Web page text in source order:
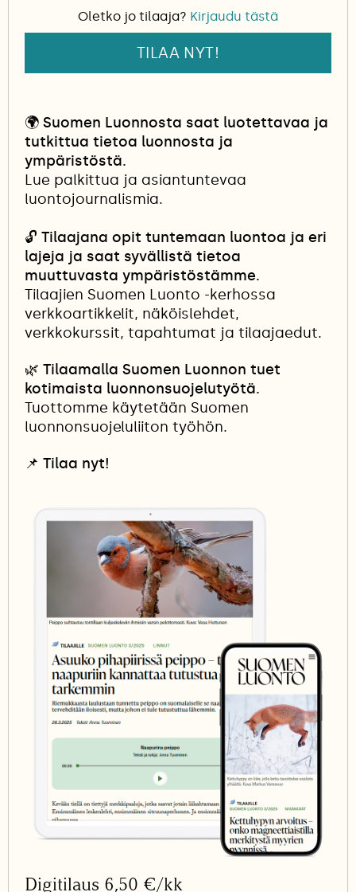
Oletko jo tilaaja? Kirjaudu tästä
TILAA NYT!
🌍 Suomen Luonnosta saat luotettavaa ja
tutkittua tietoa luonnosta ja
ympäristöstä.
Lue palkittua ja asiantuntevaa
luontojournalismia.
🔓 Tilaajana opit tuntemaan luontoa ja eri
lajeja ja saat syvällistä tietoa
muuttuvasta ympäristöstämme.
Tilaajien Suomen Luonto -kerhossa
verkkoartikkelit, näköislehdet,
verkkokurssit, tapahtumat ja tilaajaedut.
🌿 Tilaamalla Suomen Luonnon tuet
kotimaista luonnonsuojelutyötä.
Tuottomme käytetään Suomen
luonnonsuojeluliiton työhön.
📌 Tilaa nyt!
Digitilaus 6,50 €/kk